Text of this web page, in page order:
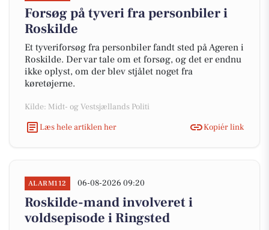
Forsøg på tyveri fra personbiler i
Roskilde
Et tyveriforsøg fra personbiler fandt sted på Ageren i
Roskilde. Der var tale om et forsøg, og det er endnu
ikke oplyst, om der blev stjålet noget fra
køretøjerne.
Kilde: Midt- og Vestsjællands Politi
Læs hele artiklen her
Kopiér link
ALARM112 06-08-2026 09:20
Roskilde-mand involveret i
voldsepisode i Ringsted